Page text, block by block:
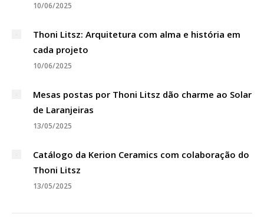
10/06/2025
Thoni Litsz: Arquitetura com alma e história em
cada projeto
10/06/2025
Mesas postas por Thoni Litsz dão charme ao Solar
de Laranjeiras
13/05/2025
Catálogo da Kerion Ceramics com colaboração do
Thoni Litsz
13/05/2025